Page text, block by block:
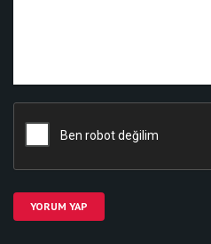
YORUM YAP